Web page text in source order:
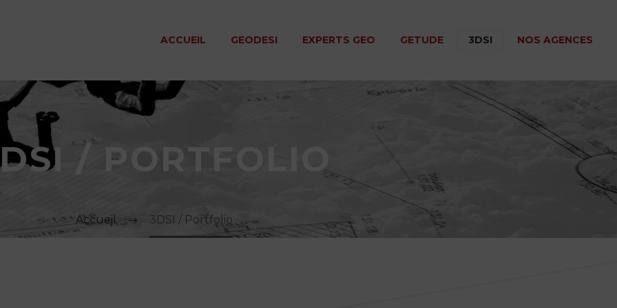
ACCUEIL GEODESI EXPERTS GEO GETUDE 3DSI NOS AGENCES
/ PORTFOLIO
Accueil 3DSI / Portfolio